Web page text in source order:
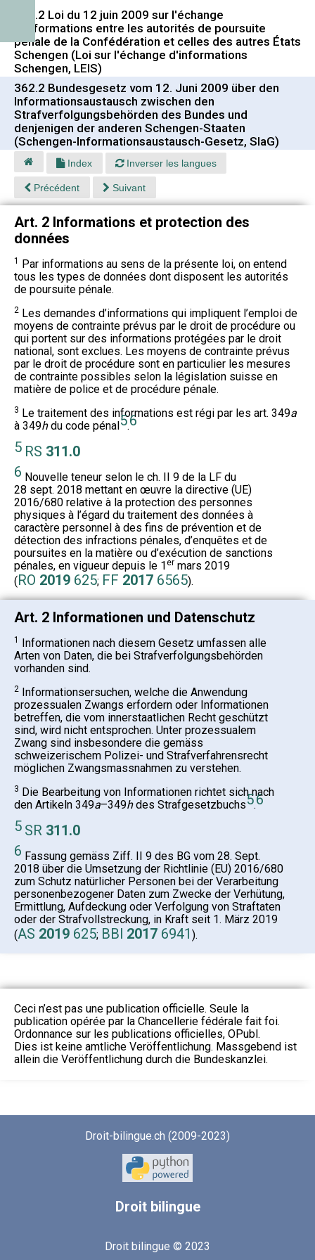
362.2 Loi du 12 juin 2009 sur l'échange
d'informations entre les autorités de poursuite
pénale de la Confédération et celles des autres États
Schengen (Loi sur l'échange d'informations
Schengen, LEIS)
362.2 Bundesgesetz vom 12. Juni 2009 über den
Informationsaustausch zwischen den
Strafverfolgungsbehörden des Bundes und
denjenigen der anderen Schengen-Staaten
(Schengen-Informationsaustausch-Gesetz, SIaG)
Index Inverser les langues
Précédent Suivant
Art. 2 Informations et protection des
données
1 Par informations au sens de la présente loi, on entend
tous les types de données dont disposent les autorités
de poursuite pénale.
2 Les demandes d’informations qui impliquent l’emploi de
moyens de contrainte prévus par le droit de procédure ou
qui portent sur des informations protégées par le droit
national, sont exclues. Les moyens de contrainte prévus
par le droit de procédure sont en particulier les mesures
de contrainte possibles selon la législation suisse en
matière de police et de procédure pénale.
3 Le traitement des informations est régi par les art. 349a
à 349hdu code pénal5.6
5 RS 311.0
6 Nouvelle teneur selon le ch. II 9 de la LF du
28 sept. 2018 mettant en œuvre la directive (UE)
2016/680 relative à la protection des personnes
physiques à l’égard du traitement des données à
caractère personnel à des fins de prévention et de
détection des infractions pénales, d’enquêtes et de
poursuites en la matière ou d’exécution de sanctions
pénales, en vigueur depuis le 1er mars 2019
(RO 2019 625; FF 2017 6565).
Art. 2 Informationen und Datenschutz
1 Informationen nach diesem Gesetz umfassen alle
Arten von Daten, die bei Strafverfolgungsbehörden
vorhanden sind.
2 Informationsersuchen, welche die Anwendung
prozessualen Zwangs erfordern oder Informationen
betreffen, die vom innerstaatlichen Recht geschützt
sind, wird nicht entsprochen. Unter prozessualem
Zwang sind insbesondere die gemäss
schweizerischem Polizei- und Strafverfahrensrecht
möglichen Zwangsmassnahmen zu verstehen.
3 Die Bearbeitung von Informationen richtet sich nach
den Artikeln 349a–349hdes Strafgesetzbuchs5.6
5 SR 311.0
6 Fassung gemäss Ziff. II 9 des BG vom 28. Sept.
2018 über die Umsetzung der Richtlinie (EU) 2016/680
zum Schutz natürlicher Personen bei der Verarbeitung
personenbezogener Daten zum Zwecke der Verhütung,
Ermittlung, Aufdeckung oder Verfolgung von Straftaten
oder der Strafvollstreckung, in Kraft seit 1. März 2019
(AS 2019 625; BBl 2017 6941 ).
Ceci n’est pas une publication officielle. Seule la
publication opérée par la Chancellerie fédérale fait foi.
Ordonnance sur les publications officielles, OPubl.
Dies ist keine amtliche Veröffentlichung. Massgebend ist
allein die Veröffentlichung durch die Bundeskanzlei.
Droit-bilingue.ch (2009-2023)
Droitbilingue
Droit bilingue © 2023